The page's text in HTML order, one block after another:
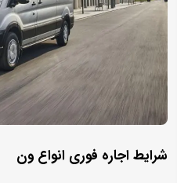
شرایط اجاره فوری انواع ون